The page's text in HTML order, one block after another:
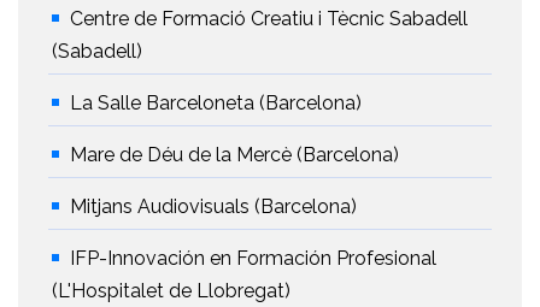
Centre de Formació Creatiu i Tècnic Sabadell
(Sabadell)
La Salle Barceloneta (Barcelona)
Mare de Déu de la Mercè (Barcelona)
Mitjans Audiovisuals (Barcelona)
IFP-Innovación en Formación Profesional
(L'Hospitalet de Llobregat)